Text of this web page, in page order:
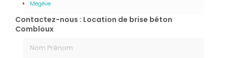
Megève
Contactez-nous : Location de brise béton
Combloux